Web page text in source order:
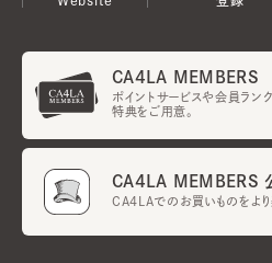
CA4LA MEMBERS
ポイントサービスや会員ラン
特典をご用意。
CA4LA MEMBERS
CA4LAでのお買いものをより